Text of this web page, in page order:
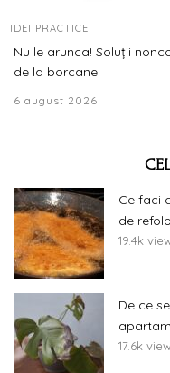
IDEI PRACTICE
Nu le arunca! Soluții
de la borcane
6 august 2026
Ce faci
de
19.4k
De ce
17.6k